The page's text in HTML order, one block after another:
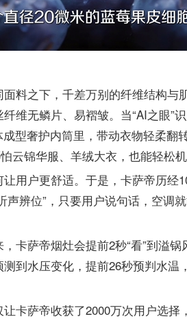
料之下，千差万别的纤维结构与
维无鳞片、易褶皱。当“AI之眼”
型奢护内筒里，带动衣物轻柔翻
云锦华服、羊绒大衣，也能轻松机
用户更舒适。于是，卡萨帝历经
辨位”，只要用户说句话，空调
卡萨帝烟灶会提前2秒“看”到溢锅
到水压变化，提前26秒预判水温
卡萨帝收获了2000万次用户选择